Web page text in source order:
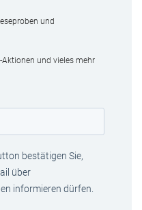
und
und vieles mehr
bestätigen Sie,
über
informieren dürfen.